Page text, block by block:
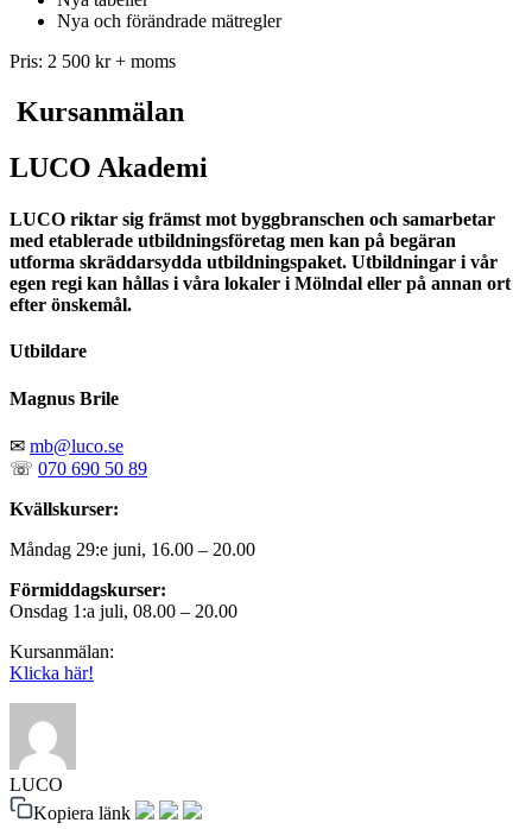
Nya och förändrade mätregler
Pris: 2 500 kr + moms
Kursanmälan
LUCO Akademi
LUCO riktar sig främst mot byggbranschen och samarbetar
med etablerade utbildningsföretag men kan på begäran
utforma skräddarsydda utbildningspaket. Utbildningar i vår
egen regi kan hållas i våra lokaler i Mölndal eller på annan ort
efter önskemål.
Utbildare
Magnus Brile
✉ mb@luco.se
☏ 070 690 50 89
Kvällskurser:
Måndag 29:e juni, 16.00 – 20.00
Förmiddagskurser:
Onsdag 1:a juli, 08.00 – 20.00
Kursanmälan:
Klicka här!
LUCO
Kopiera länk